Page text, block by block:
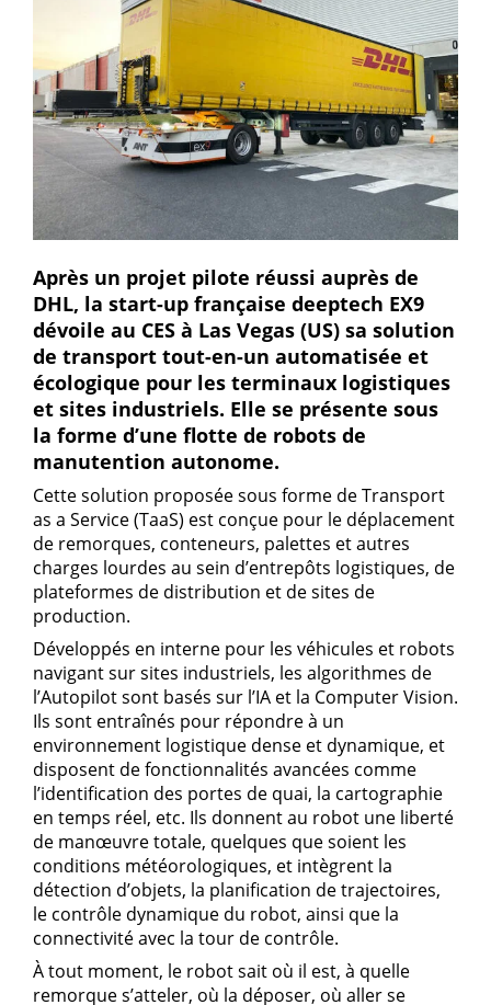
Après un projet pilote réussi auprès de
DHL, la start-up française deeptech EX9
dévoile au CES à Las Vegas (US) sa solution
de transport tout-en-un automatisée et
écologique pour les terminaux logistiques
et sites industriels. Elle se présente sous
la forme d’une flotte de robots de
manutention autonome.
Cette solution proposée sous forme de Transport
as a Service (TaaS) est conçue pour le déplacement
de remorques, conteneurs, palettes et autres
charges lourdes au sein d’entrepôts logistiques, de
plateformes de distribution et de sites de
production.
Développés en interne pour les véhicules et robots
navigant sur sites industriels, les algorithmes de
l’Autopilot sont basés sur l’IA et la Computer Vision.
Ils sont entraînés pour répondre à un
environnement logistique dense et dynamique, et
disposent de fonctionnalités avancées comme
l’identification des portes de quai, la cartographie
en temps réel, etc. Ils donnent au robot une liberté
de manœuvre totale, quelques que soient les
conditions météorologiques, et intègrent la
détection d’objets, la planification de trajectoires,
le contrôle dynamique du robot, ainsi que la
connectivité avec la tour de contrôle.
À tout moment, le robot sait où il est, à quelle
remorque s’atteler, où la déposer, où aller se